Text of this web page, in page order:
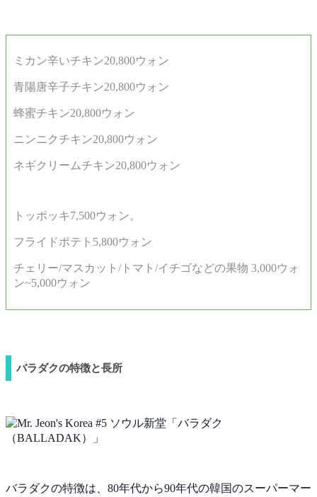
ミカン辛いチキン20,800ウォン
青陽唐辛子チキン20,800ウォン
蜂蜜チキン20,800ウォン
ニンニクチキン20,800ウォン
ネギクリームチキン20,800ウォン
トッポッキ7,500ウォン。
フライドポテト5,800ウォン
チェリー/マスカット/トマト/イチゴなどの果物 3,000ウォ
ン~5,000ウォン
バラダクの特徴と長所
バラダクの特徴は、80年代から90年代の韓国のスーパーマー